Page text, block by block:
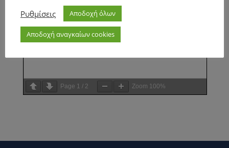
Page 1 / 2 Zoom 100%
Ρυθμίσεις
Αποδοχή όλων
Αποδοχή αναγκαίων cookies